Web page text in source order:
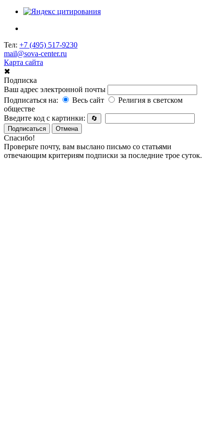
Тел: +7 (495) 517-9230
mail@sova-center.ru
Карта сайта
✖
Подписка
Ваш адрес электронной почты
Подписаться на:
Весь сайт
Религия в светском
обществе
Введите код с картинки:
🔄
Подписаться
Отмена
Спасибо!
Проверьте почту, вам выслано письмо со статьями
отвечающим критериям подписки за последние трое суток.